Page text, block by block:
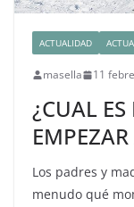
ACTUALIDAD
masella 11
¿CUAL
Los padres y
menudo qué